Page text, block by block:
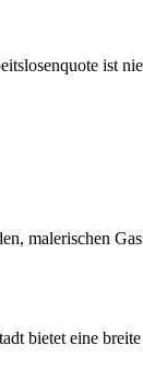
ist
malerischen
bietet eine